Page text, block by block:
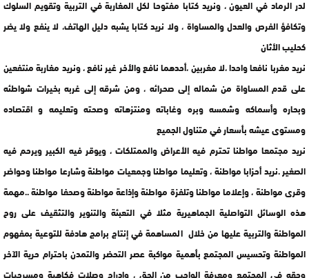
لدر الرماد في العيون ، ونريد كتابا مفتوحا لكل المغاربة في التربية وتقويم السلوك
وتكافؤ الفرص والعدل والمساواة ، ولا نريد كتابا يشبه دليل الهاتف، لا ينفع ولا يضر
كحليب الأثان
نريد مغربا نافعا واحدا ،لا مغربين ،أحدهما نافع والأخر غير نافع ، ونريد مغاربة منتفعين
على قدم المساواة من شماله إلى صحرائه ، ومن شرقه إلى غربه بخيرات شواطئه
وبحاره وأسماكه وشمسه وبره وغاباته ومنتزهاته وصحته وتعليمه و اقتصاده
ومستوى عيشه بأسعار في متناول الجميع
نريد مجتمعا مواطنا تحترم فيه الأعراض والممتلكات ، ويوقر فيه الكبير ويرحم فيه
الصغير .نريد أحزابا مواطنة ، وتعليما مواطنا وجمعيات مواطنة وشارعا مواطنا وحواضر
وقرى مواطنة ، وإعلاما مواطنا وتلفزة مواطنة وإذاعة مواطنة وصحفا مواطنة ..مهمة
هذه الوسائل التواصلية الجماهيرية مثلا في التعبئة والتنوير والتثقيف على روح
المواطنة والتربية عليها من خلال المساهمة في إنتاج برامج هادفة للتوعية بمفهوم
المواطنة وتحسيس المجتمع بأهمية مواكبة عصر التحضر والتمدن باحترام حرية الآخر
وحقه في المجتمع ومعرفة الواجب من الحق ، وإدراج وصلات فكاهية ومسرحيات